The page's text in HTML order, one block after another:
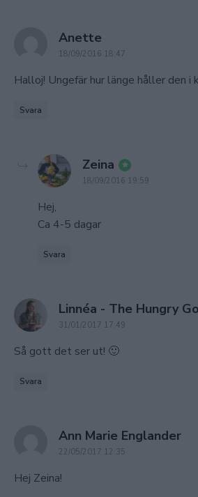
Anette
18/09/2016 18:47
Halloj! Ungefär hur länge håller den i
Svara
Zeina says:
18/09/2016 19:59
Hej,
Ca 4-5 dagar
Svara
Linnéa - The Hungry
31/01/2017 17:49
Så gott det ser ut! 🙂
Svara
Ann Marie Englandersays:
22/05/2017 12:35
Hej Zeina!